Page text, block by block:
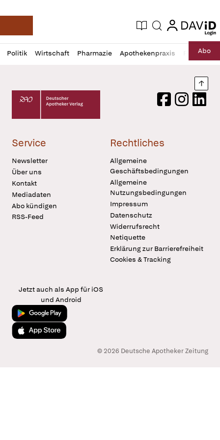
Deutsche Apotheker Zeitung
Aktuelle Ausgabe
Suche login
login
Politik Wirtschaft Pharmazie Apothekenpraxis RechtAbo
Profil
öffnen
Daz
Pur
Deutscher Apotheker Verlag Logo
FacebookInstagram
Service
Newsletter
Über uns
Kontakt
Mediadaten
Abo kündigen
RSS-Feed
Rechtliches
Allgemeine
Geschäftsbedingungen
Allgemeine
Nutzungsbedingungen
Impressum
Datenschutz
Widerrufsrecht
Netiquette
Erklärung zur Barrierefreiheit
Cookies & Tracking
Jetzt auch als App für iOS
und Android
Jetzt bei Google Play
Laden im App Store
© 2026 Deutsche Apotheker Zeitung